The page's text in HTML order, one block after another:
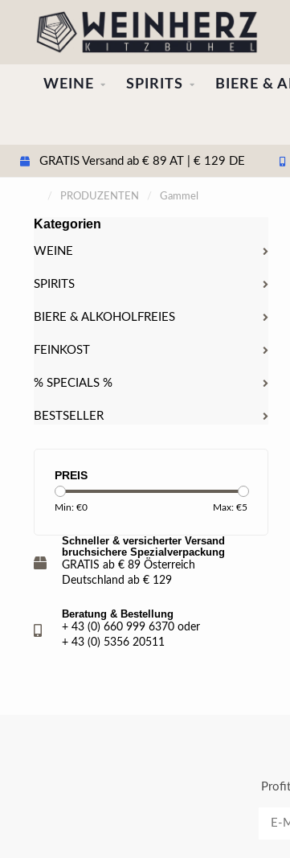
WEINE SPIRITS BIERE &
GRATIS Versand ab € 89 AT | € 129 DE
/ PRODUZENTEN / Gammel
PREIS
Min: €0 Max: €5
Kategorien
WEINE
SPIRITS
BIERE & ALKOHOLFREIES
FEINKOST
% SPECIALS %
BESTSELLER
Schneller & versicherter Versand
bruchsichere Spezialverpackung
GRATIS ab € 89 Österreich
Deutschland ab € 129
Beratung & Bestellung
+ 43 (0) 660 999 6370 oder
+ 43 (0) 5356 20511